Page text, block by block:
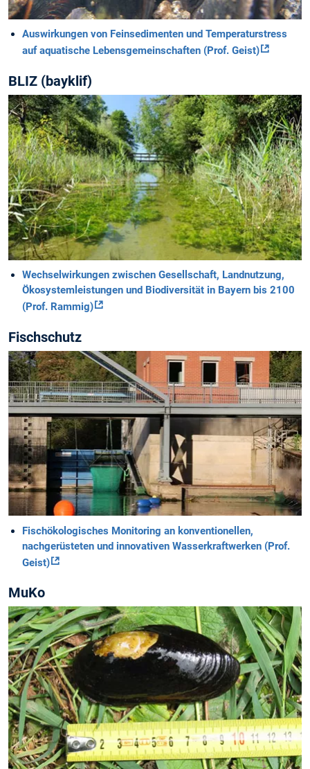
Auswirkungen von Feinsedimenten und Temperaturstress
auf aquatische Lebensgemeinschaften (Prof. Geist)
BLIZ (bayklif)
Wechselwirkungen zwischen Gesellschaft, Landnutzung,
Ökosystemleistungen und Biodiversität in Bayern bis 2100
(Prof. Rammig)
Fischschutz
Fischökologisches Monitoring an konventionellen,
nachgerüsteten und innovativen Wasserkraftwerken (Prof.
Geist)
MuKo